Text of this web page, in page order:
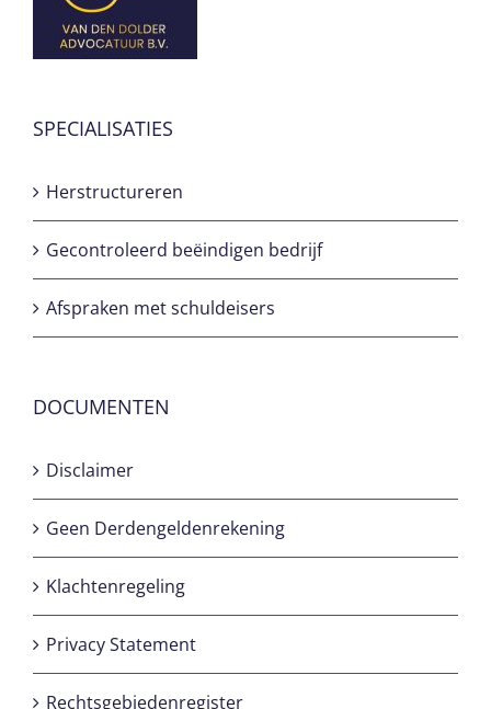
SPECIALISATIES
Herstructureren
Gecontroleerd beëindigen bedrijf
Afspraken met schuldeisers
DOCUMENTEN
Disclaimer
Geen Derdengeldenrekening
Klachtenregeling
Privacy Statement
Rechtsgebiedenregister